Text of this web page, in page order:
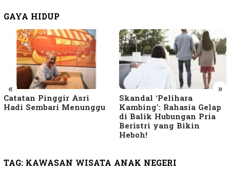
GAYA HIDUP
« »
Catatan Pinggir Asri
Hadi Sembari Menunggu
Skandal ‘Pelihara
Kambing’: Rahasia Gelap
di Balik Hubungan Pria
Beristri yang Bikin
Heboh!
TAG: KAWASAN WISATA ANAK NEGERI